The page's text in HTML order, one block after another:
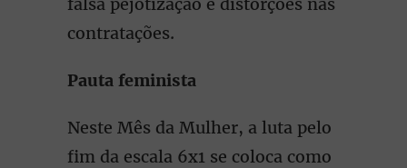
contratações.
Pauta feminista
Neste Mês da Mulher, a luta pelo
fim da escala 6x1 se coloca como